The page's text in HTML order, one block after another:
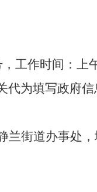
，工作时间：上
为填写政府信
兰街道办事处